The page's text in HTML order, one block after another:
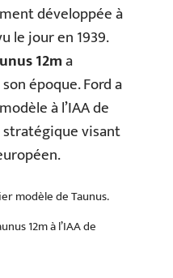
développée à
le jour en 1939.
12ma
époque. Ford a
à l’IAA de
visant
modèle de Taunus.
12m à l’IAA de